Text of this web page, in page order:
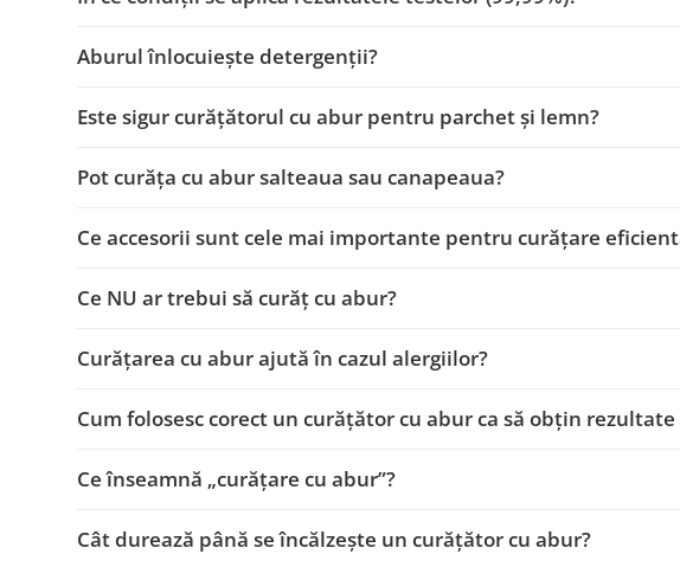
Aburul înlocuiește detergenții?
Este sigur curățătorul cu abur pentru parchet și lemn?
Pot curăța cu abur salteaua sau canapeaua?
Ce accesorii sunt cele mai importante pentru curățare
Ce NU ar trebui să curăț cu abur?
Curățarea cu abur ajută în cazul alergiilor?
Cum folosesc corect un curățător cu abur ca să obțin
Ce înseamnă „curățare cu abur”?
Cât durează până se încălzește un curățător cu abur?